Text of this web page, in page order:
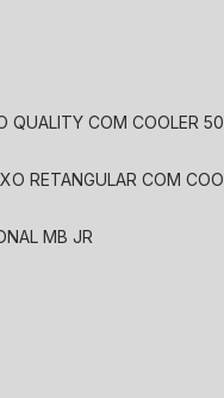
QUALITY COM COOLER
RETANGULAR COM
MB JR